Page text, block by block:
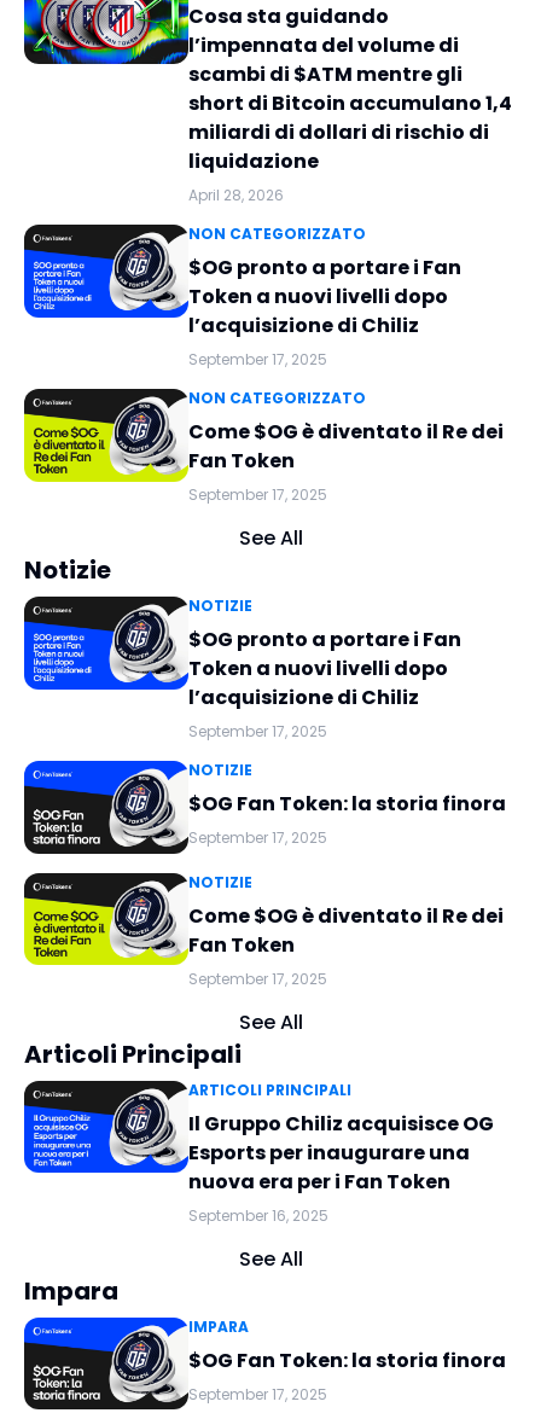
Cosa sta guidando
l’impennata del volume di
scambi di $ATM mentre gli
short di Bitcoin accumulano 1,4
miliardi di dollari di rischio di
liquidazione
April 28, 2026
NON CATEGORIZZATO
$OG pronto a portare i Fan
Token a nuovi livelli dopo
l’acquisizione di Chiliz
September 17, 2025
NON CATEGORIZZATO
Come $OG è diventato il Re dei
Fan Token
September 17, 2025
See All
Notizie
NOTIZIE
$OG pronto a portare i Fan
Token a nuovi livelli dopo
l’acquisizione di Chiliz
September 17, 2025
NOTIZIE
$OG Fan Token: la storia finora
September 17, 2025
NOTIZIE
Come $OG è diventato il Re dei
Fan Token
September 17, 2025
See All
Articoli Principali
ARTICOLI PRINCIPALI
Il Gruppo Chiliz acquisisce OG
Esports per inaugurare una
nuova era per i Fan Token
September 16, 2025
See All
Impara
IMPARA
$OG Fan Token: la storia finora
September 17, 2025